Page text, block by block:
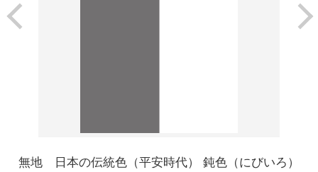
無地 日本の伝統色（平安時代） 鈍色（にびいろ）